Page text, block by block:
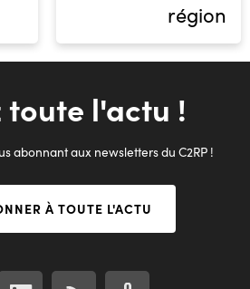
région
toute l'actu !
abonnant aux newsletters du C2RP !
À TOUTE L'ACTU